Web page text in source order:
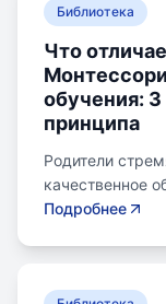
Библиотека
Что
обучения: 3
принципа
Родители
качественное
лучшего
Подробнее